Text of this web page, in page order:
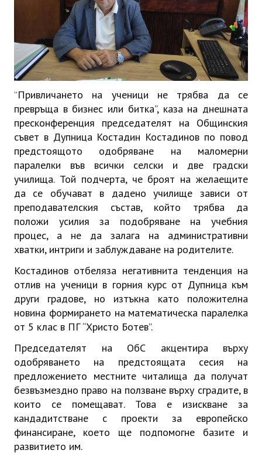
ЗАБРАВЕНАТА ДУПНИЦА
СВОБОДНИ РАБОТНИ МЕСТА
“Привличането на ученици не трябва да се
превръща в бизнес или битка”, каза на днешната
пресконференция председателят на Общинския
съвет в Дупница Костадин Костадинов по повод
предстоящото одобряване на маломерни
паралелки във всички селски и две градски
училища. Той подчерта, че броят на желаещите
да се обучават в дадено училище зависи от
преподавателския състав, който трябва да
положи усилия за подобряване на учебния
процес, а не да залага на административни
хватки, интриги и заблуждаване на родителите.
Костадинов отбеляза негативнита тенденция на
отлив на ученици в горния курс от Дупница към
други градове, но изтъкна като положителна
новина формирането на математическа паралелка
от 5 клас в ПГ “Христо Ботев”.
Председателят на ОбС акцентира върху
одобряването на предстоящата сесия на
предложението местните читалища да получат
безвъзмездно право на ползване върху сградите, в
които се помещават. Това е изискване за
кандадитстване с проекти за европейско
финансиране, което ще подпомогне базите и
развитието им.